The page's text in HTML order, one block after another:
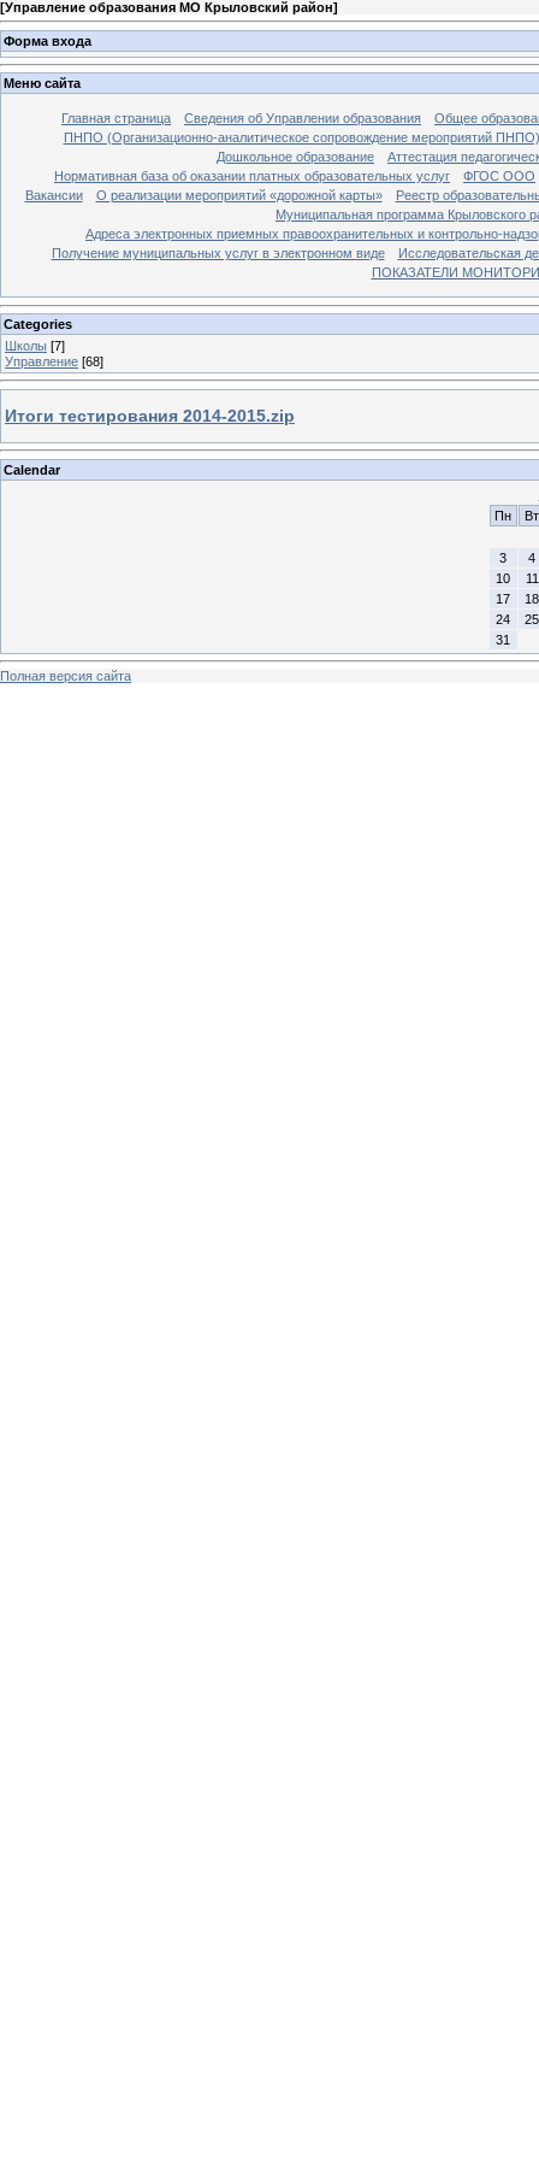
[Управление образования МО Крыловский район]
Форма входа
Меню сайта
Главная страница Сведения об Управлении образования
Общее
ПНПО (Организационно-аналитическое сопровождение мероприятий ПНПО)
Дошкольное образование
Аттестация
Нормативная база об оказании платных образовательных услуг
ФГОС ООО
Вакансии
О реализации мероприятий «дорожной карты»
Реестр
Муниципальная программа Крыловского
Адреса электронных приемных правоохранительных и контрольно-
Получение муниципальных услуг в электронном виде
Исследовательская
ПОКАЗАТЕЛИ
Categories
Школы [7]
Управление [68]
Итоги тестирования 2014-2015.zip
Calendar
Пн
Вт
3
4
10
11
17
18
24
25
31
Полная версия сайта